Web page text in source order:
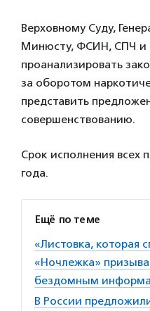
Верховному Суду,
Минюсту, ФСИН, СПЧ и
проанализировать
за оборотом
представить
совершенствованию.
Срок исполнения всех
года.
Ещё по теме
«Листовка, которая
«Ночлежка»
бездомным
В России